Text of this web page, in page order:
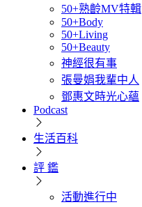
50+熟齡MV特輯
50+Body
50+Living
50+Beauty
神經很有事
張曼娟我輩中人
鄧惠文時光心蘊
Podcast
生活百科
評 鑑
活動進行中